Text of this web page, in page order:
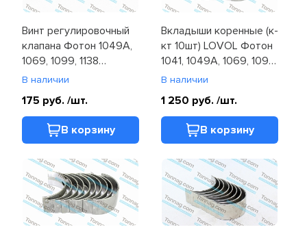
Винт регулировочный
клапана Фотон 1049A,
1069, 1099, 1138
(T32114145)
В наличии
175 руб. /шт.
В корзину
Вкладыши коренные (к-
кт 10шт) LOVOL Фотон
1041, 1049A, 1069, 1093,
1099
В наличии
1 250 руб. /шт.
В корзину